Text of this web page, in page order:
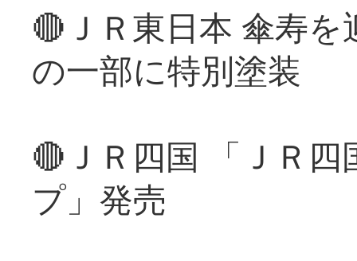
🔴ＪＲ東日本 傘寿
の一部に特別塗装
🔴ＪＲ四国 「ＪＲ
プ」発売